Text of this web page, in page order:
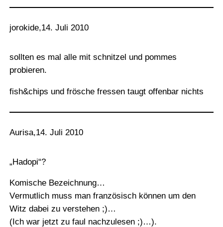
jorokide,14. Juli 2010
sollten es mal alle mit schnitzel und pommes
probieren.
fish&chips und frösche fressen taugt offenbar nichts
Aurisa,14. Juli 2010
„Hadopi“?
Komische Bezeichnung…
Vermutlich muss man französisch können um den
Witz dabei zu verstehen ;)…
(Ich war jetzt zu faul nachzulesen ;)…).